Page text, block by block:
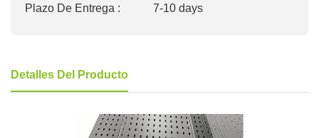
Plazo De Entrega : 7-10 days
Detalles Del Producto